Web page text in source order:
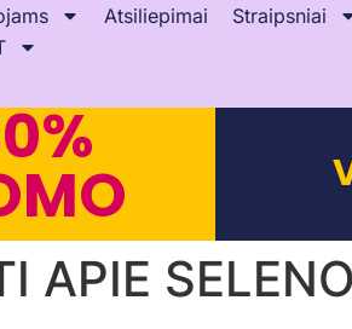
Atsiliepimai Straipsniai
APIE